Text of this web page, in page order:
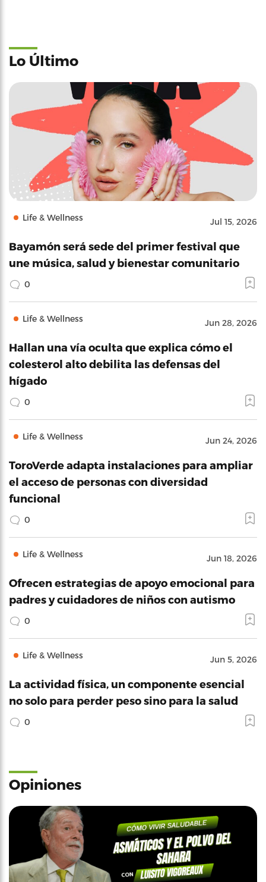
Lo Último
Life & Wellness Jul 15, 2026
Bayamón será sede del primer festival que
une música, salud y bienestar comunitario
0
Life & Wellness Jun 28, 2026
Hallan una vía oculta que explica cómo el
colesterol alto debilita las defensas del
hígado
0
Life & Wellness Jun 24, 2026
ToroVerde adapta instalaciones para ampliar
el acceso de personas con diversidad
funcional
0
Life & Wellness Jun 18, 2026
Ofrecen estrategias de apoyo emocional para
padres y cuidadores de niños con autismo
0
Life & Wellness Jun 5, 2026
La actividad física, un componente esencial
no solo para perder peso sino para la salud
0
Opiniones